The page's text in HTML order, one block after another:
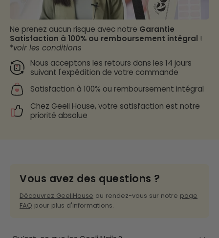
Ne prenez aucun risque avec notre Garantie
Satisfaction à 100% ou remboursement intégral !
*voir les conditions
Nous acceptons les retours dans les 14 jours
suivant l'expédition de votre commande
Satisfaction à 100% ou remboursement intégral
Chez Geeli House, votre satisfaction est notre
priorité absolue
Vous avez des questions ?
Découvrez GeeliHouse ou rendez-vous sur notre page
FAQ pour plus d'informations.